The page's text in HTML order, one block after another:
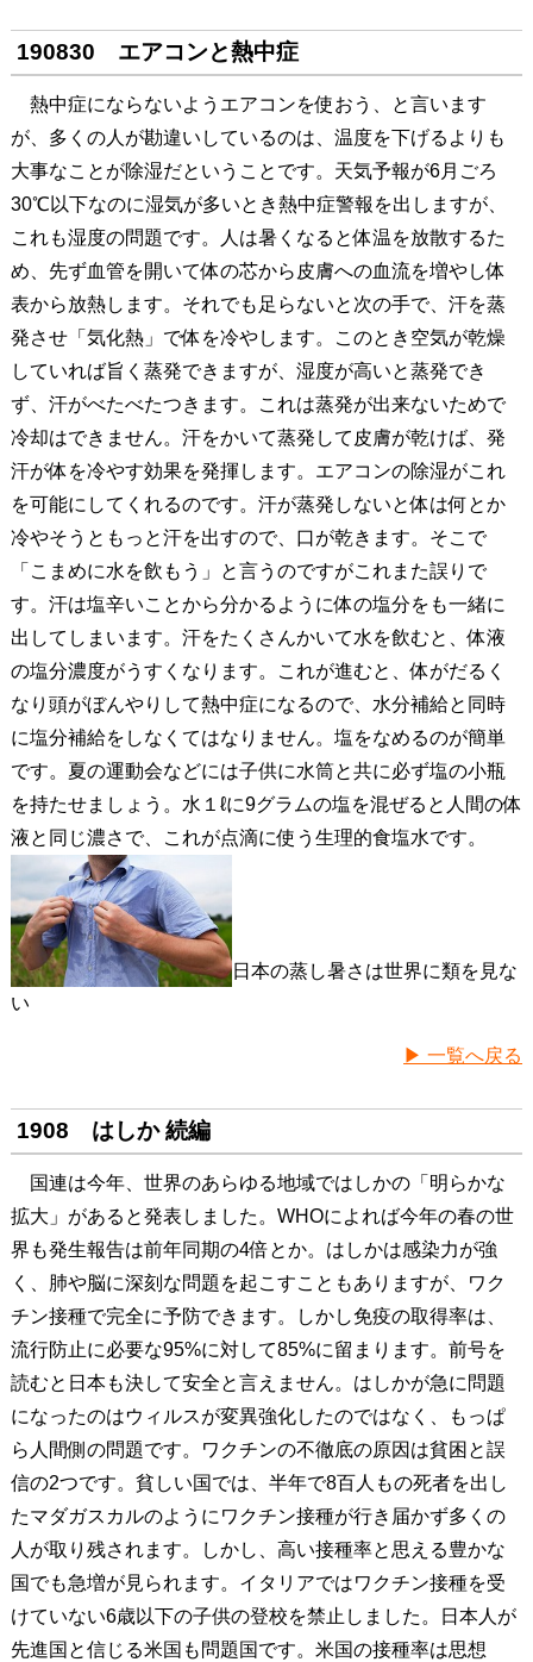
190830 エアコンと熱中症
熱中症にならないようエアコンを使おう、と言います
が、多くの人が勘違いしているのは、温度を下げるよりも
大事なことが除湿だということです。天気予報が6月ごろ
30℃以下なのに湿気が多いとき熱中症警報を出しますが、
これも湿度の問題です。人は暑くなると体温を放散するた
め、先ず血管を開いて体の芯から皮膚への血流を増やし体
表から放熱します。それでも足らないと次の手で、汗を蒸
発させ「気化熱」で体を冷やします。このとき空気が乾燥
していれば旨く蒸発できますが、湿度が高いと蒸発でき
ず、汗がべたべたつきます。これは蒸発が出来ないためで
冷却はできません。汗をかいて蒸発して皮膚が乾けば、発
汗が体を冷やす効果を発揮します。エアコンの除湿がこれ
を可能にしてくれるのです。汗が蒸発しないと体は何とか
冷やそうともっと汗を出すので、口が乾きます。そこで
「こまめに水を飲もう」と言うのですがこれまた誤りで
す。汗は塩辛いことから分かるように体の塩分をも一緒に
出してしまいます。汗をたくさんかいて水を飲むと、体液
の塩分濃度がうすくなります。これが進むと、体がだるく
なり頭がぼんやりして熱中症になるので、水分補給と同時
に塩分補給をしなくてはなりません。塩をなめるのが簡単
です。夏の運動会などには子供に水筒と共に必ず塩の小瓶
を持たせましょう。水１ℓに9グラムの塩を混ぜると人間の体
液と同じ濃さで、これが点滴に使う生理的食塩水です。
日本の蒸し暑さは世界に類を見な
い
▶ 一覧へ戻る
1908 はしか 続編
国連は今年、世界のあらゆる地域ではしかの「明らかな
拡大」があると発表しました。WHOによれば今年の春の世
界も発生報告は前年同期の4倍とか。はしかは感染力が強
く、肺や脳に深刻な問題を起こすこともありますが、ワク
チン接種で完全に予防できます。しかし免疫の取得率は、
流行防止に必要な95%に対して85%に留まります。前号を
読むと日本も決して安全と言えません。はしかが急に問題
になったのはウィルスが変異強化したのではなく、もっぱ
ら人間側の問題です。ワクチンの不徹底の原因は貧困と誤
信の2つです。貧しい国では、半年で8百人もの死者を出し
たマダガスカルのようにワクチン接種が行き届かず多くの
人が取り残されます。しかし、高い接種率と思える豊かな
国でも急増が見られます。イタリアではワクチン接種を受
けていない6歳以下の子供の登校を禁止しました。日本人が
先進国と信じる米国も問題国です。米国の接種率は思想